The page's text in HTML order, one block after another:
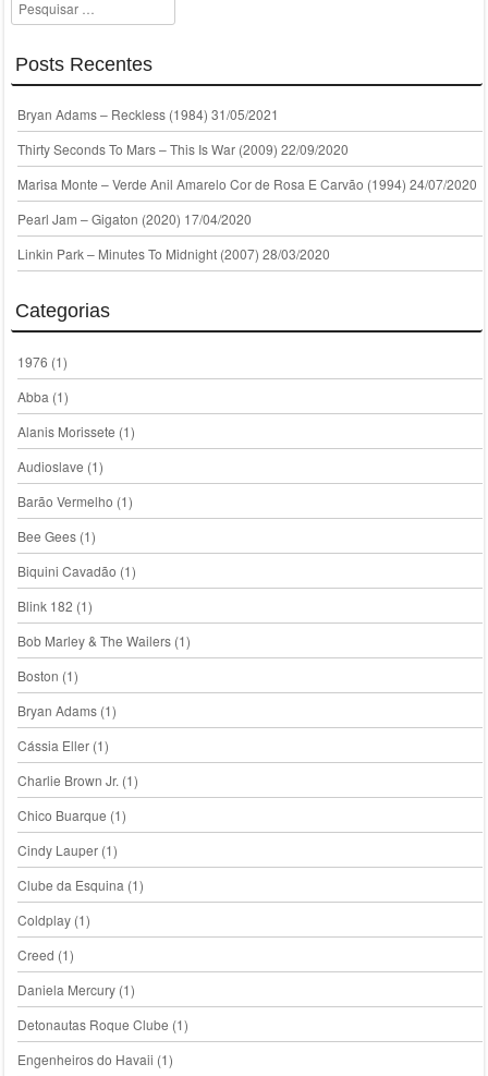
Posts Recentes
Bryan Adams – Reckless (1984) 31/05/2021
Thirty Seconds To Mars – This Is War (2009) 22/09/2020
Marisa Monte – Verde Anil Amarelo Cor de Rosa E Carvão (1994) 24/07/2020
Pearl Jam – Gigaton (2020) 17/04/2020
Linkin Park – Minutes To Midnight (2007) 28/03/2020
Categorias
1976 (1)
Abba (1)
Alanis Morissete (1)
Audioslave (1)
Barão Vermelho (1)
Bee Gees(1)
Biquini Cavadão (1)
Blink 182 (1)
Bob Marley & The Wailers(1)
Boston (1)
Bryan Adams(1)
Cássia Eller(1)
Charlie Brown Jr. (1)
Chico Buarque (1)
Cindy Lauper(1)
Clube da Esquina (1)
Coldplay(1)
Creed (1)
Daniela Mercury(1)
Detonautas Roque Clube (1)
Engenheiros do Havaii (1)